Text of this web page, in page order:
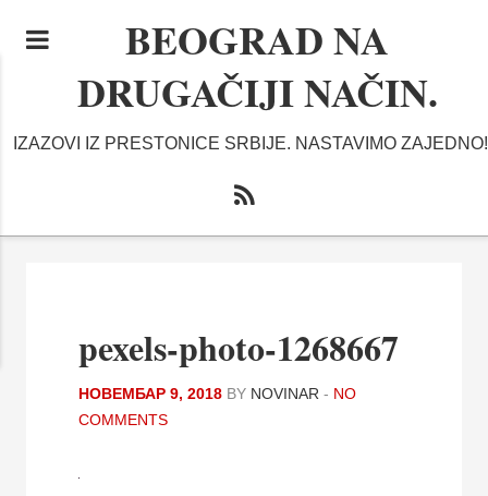
BEOGRAD NA
DRUGAČIJI NAČIN.
IZAZOVI IZ PRESTONICE SRBIJE. NASTAVIMO ZAJEDNO!
pexels-photo-1268667
НОВЕМБАР 9, 2018 BY NOVINAR - NO
COMMENTS